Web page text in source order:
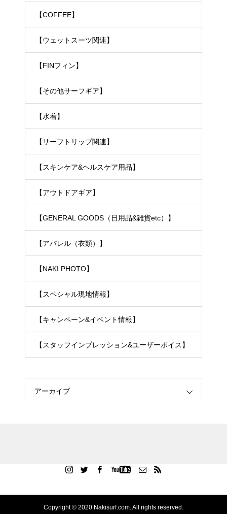
【COFFEE】
【ウェットスーツ関連】
【FINフィン】
【その他サーフギア】
【水着】
【サーフトリップ関連】
【スキンケア&ヘルスケア用品】
【アウトドアギア】
【GENERAL GOODS（日用品&雑貨etc）】
【アパレル（衣類）】
【NAKI PHOTO】
【スペシャル現地情報】
【キャンペーン&イベント情報】
【スタッフインプレッション&ユーザーボイス】
アーカイブ
Copyright © 2020 Nakisurf.com. All rights reserved.